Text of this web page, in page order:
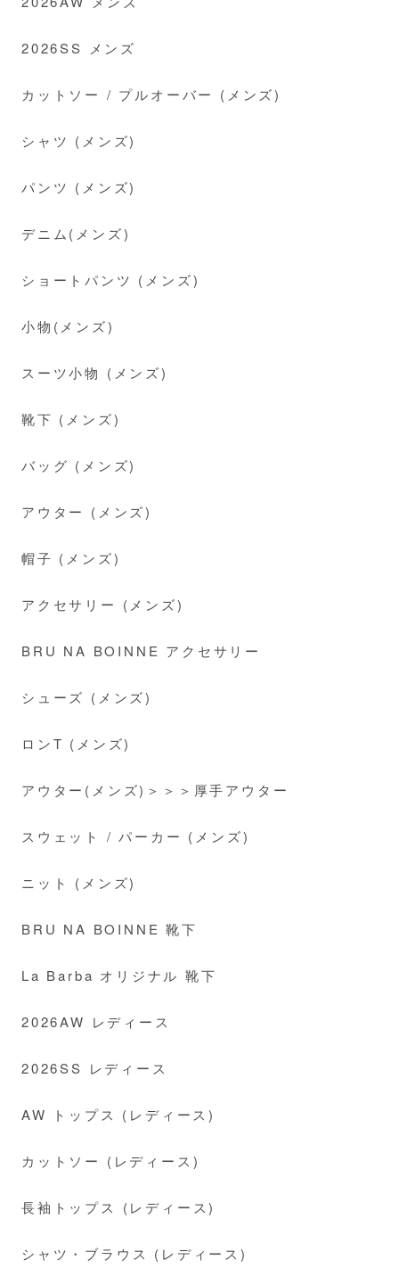
2026SS メンズ
カットソー / プルオーバー (メンズ)
シャツ (メンズ)
パンツ (メンズ)
デニム(メンズ)
ショートパンツ (メンズ)
小物(メンズ)
スーツ小物 (メンズ)
靴下 (メンズ)
バッグ (メンズ)
アウター (メンズ)
帽子 (メンズ)
アクセサリー (メンズ)
BRU NA BOINNE アクセサリー
シューズ (メンズ)
ロンT (メンズ)
アウター(メンズ)＞＞＞厚手アウター
スウェット / パーカー (メンズ)
ニット (メンズ)
BRU NA BOINNE 靴下
La Barba オリジナル 靴下
2026AW レディース
2026SS レディース
AW トップス (レディース)
カットソー (レディース)
長袖トップス (レディース)
シャツ・ブラウス (レディース)